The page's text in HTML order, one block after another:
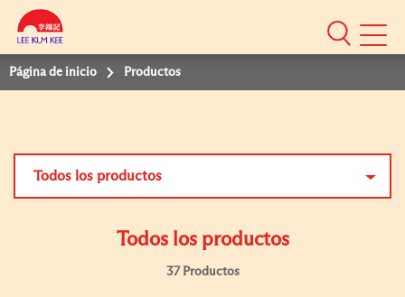
Mobile
Menu
Página de inicio
Productos
Todos los productos
Todos los productos
37 Productos